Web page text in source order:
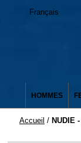
Français
HOMMES
Accueil / NUDIE